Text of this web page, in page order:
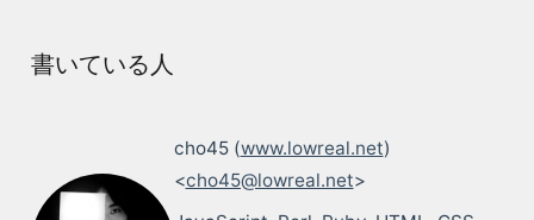
書いている人
cho45 (www.lowreal.net)
<cho45@lowreal.net>